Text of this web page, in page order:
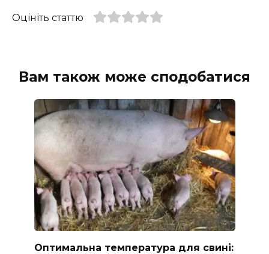
Оцініть статтю
Вам також може сподобатися
Оптимальна температура для свині: